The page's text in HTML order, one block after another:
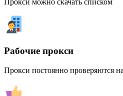
Рабочие прокси
Прокси постоянно проверяются